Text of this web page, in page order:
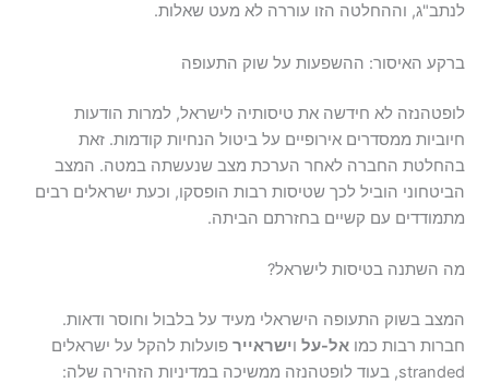
לנתב"ג, וההחלטה הזו עוררה לא מעט שאלות.
ברקע האיסור: ההשפעות על שוק התעופה
לופטהנזה לא חידשה את טיסותיה לישראל, למרות הודעות
חיוביות ממסדרים אירופיים על ביטול הנחיות קודמות. זאת
בהחלטת החברה לאחר הערכת מצב שנעשתה במטה. המצב
הביטחוני הוביל לכך שטיסות רבות הופסקו, וכעת ישראלים רבים
מתמודדים עם קשיים בחזרתם הביתה.
מה השתנה בטיסות לישראל?
המצב בשוק התעופה הישראלי מעיד על בלבול וחוסר ודאות.
חברות רבות כמואל-על וישראייר פועלות להקל על ישראלים
stranded, בעוד לופטהנזה ממשיכה במדיניות הזהירה שלה: